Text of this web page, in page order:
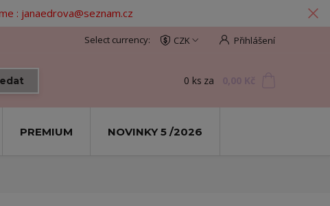
: janaedrova@seznam.cz
CZK Přihlášení
0 ks za
PREMIUM NOVINKY 5 /2026